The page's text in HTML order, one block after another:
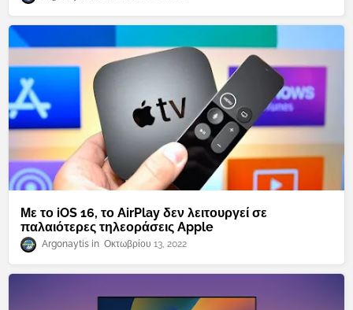
Με το iOS 16, το AirPlay δεν λειτουργεί σε
παλαιότερες τηλεοράσεις Apple
Argonaytis Οκτωβρίου 13, 2022